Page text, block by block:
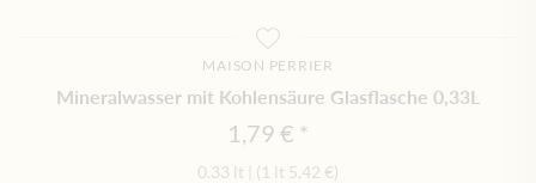
MAISON PERRIER
Mineralwasser mit Kohlensäure Glasflasche 0,33L
1,79 €
0.33 lt (1 lt 5,42 €)